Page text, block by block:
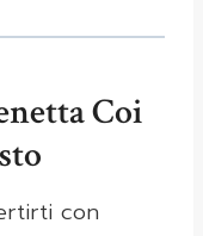
Coi
con